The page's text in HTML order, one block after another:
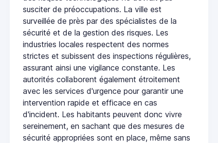
susciter de préoccupations. La ville est
surveillée de près par des spécialistes de la
sécurité et de la gestion des risques. Les
industries locales respectent des normes
strictes et subissent des inspections régulières,
assurant ainsi une vigilance constante. Les
autorités collaborent également étroitement
avec les services d'urgence pour garantir une
intervention rapide et efficace en cas
d'incident. Les habitants peuvent donc vivre
sereinement, en sachant que des mesures de
sécurité appropriées sont en place, même sans